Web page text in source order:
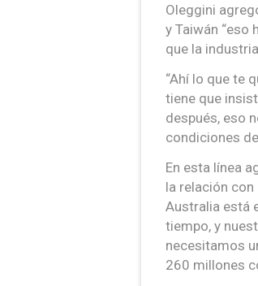
Oleggini
y Taiwán “eso
que la
“Ahí lo que te
tiene que
después, eso
condiciones
En esta línea
la relación con
Australia está
tiempo, y
necesitamos
260 millones